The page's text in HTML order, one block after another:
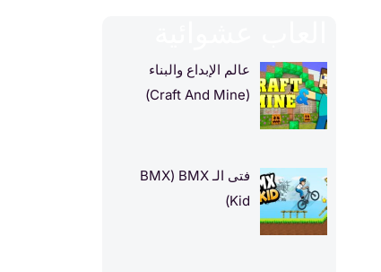
عالم الإبداع والبناء
(Craft And Mine)
فتى الـ BMX‏ (BMX
Kid)